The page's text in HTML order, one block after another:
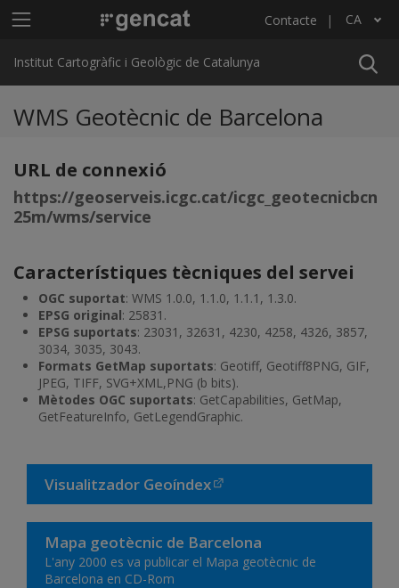
Menú principal ICGC Contacte CA
Llista les accions addicionals
Institut Cartogràfic i Geològic de Catalunya
WMS Geotècnic de Barcelona
URL de connexió
https://geoserveis.icgc.cat/icgc_geotecnicbcn
25m/wms/service
Característiques tècniques del servei
OGC suportat: WMS 1.0.0, 1.1.0, 1.1.1, 1.3.0.
EPSG original: 25831.
EPSG suportats: 23031, 32631, 4230, 4258, 4326, 3857,
3034, 3035, 3043.
Formats GetMap suportats: Geotiff, Geotiff8PNG, GIF,
JPEG, TIFF, SVG+XML,PNG (b bits).
Mètodes OGC suportats: GetCapabilities, GetMap,
GetFeatureInfo, GetLegendGraphic.
Visualitzador Geoíndex
Mapa geotècnic de Barcelona
L'any 2000 es va publicar el Mapa geotècnic de
Barcelona en CD-Rom